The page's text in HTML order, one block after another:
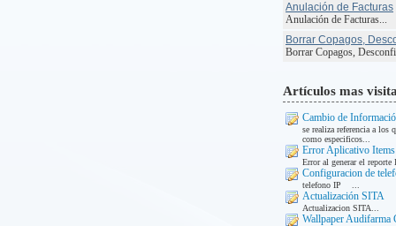
Anulación de Facturas
Anulación de Facturas...
Borrar Copagos,
Borrar Copagos,
Artículos mas
Cambio de
se realiza referencia a los
como especificos...
Error Aplicativo
Error al generar el reporte
Configuracion de
telefono IP ...
Actualización SITA
Actualizacion SITA...
Wallpaper Audifarma